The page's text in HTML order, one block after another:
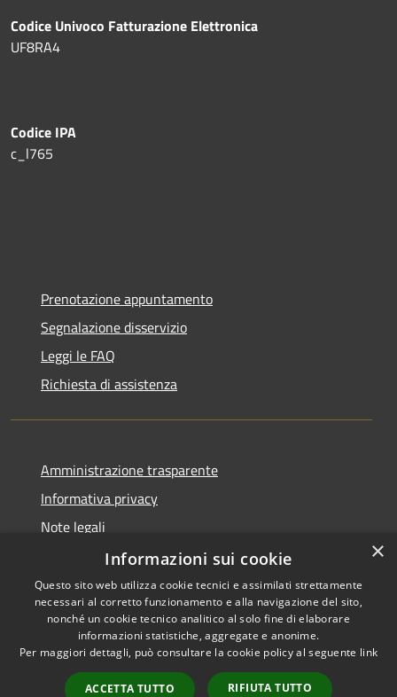
Codice Univoco Fatturazione Elettronica
UF8RA4
Codice IPA
c_l765
Prenotazione appuntamento
Segnalazione disservizio
Leggi le FAQ
Richiesta di assistenza
Amministrazione trasparente
Informativa privacy
Note legali
Dichiarazione di accessibilità
RSS
Accessibilità
Copyright © 2026 • Comune di
Vergiate • Powered by
Municipium• Accesso
×
Informazioni sui cookie
Questo sito web utilizza cookie tecnici e assimilati strettamente
necessari al corretto funzionamento e alla navigazione del sito,
nonché un cookie tecnico analitico al solo fine di elaborare
informazioni statistiche, aggregate e anonime.
Per maggiori dettagli, può consultare la cookie policy al seguente link
ACCETTA TUTTO RIFIUTA TUTTO